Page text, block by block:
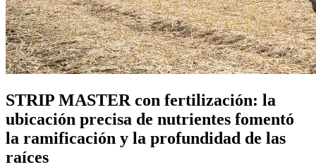
STRIP MASTER con fertilización: la
ubicación precisa de nutrientes fomentó
la ramificación y la profundidad de las
raíces